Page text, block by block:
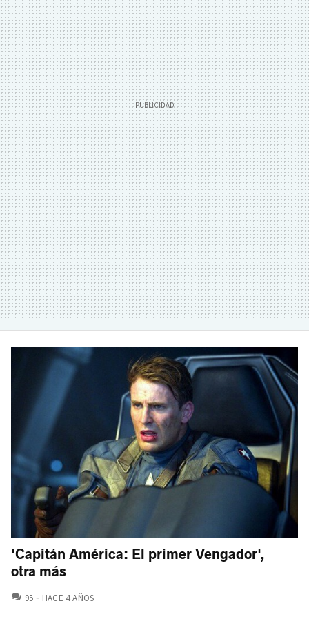
'Capitán América: El primer Vengador',
otra más
95 COMENTARIOS
HACE 4 AÑOS